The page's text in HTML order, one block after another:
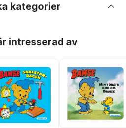
kategorier
intresserad av